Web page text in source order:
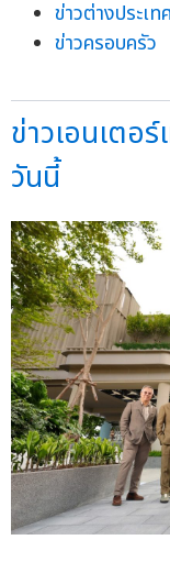
ข่าวต่างประเท
ข่าวครอบครัว
ข่าวเอนเตอ
วันนี้